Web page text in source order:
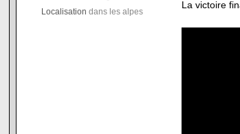
Localisation dans les alpes
La victoire